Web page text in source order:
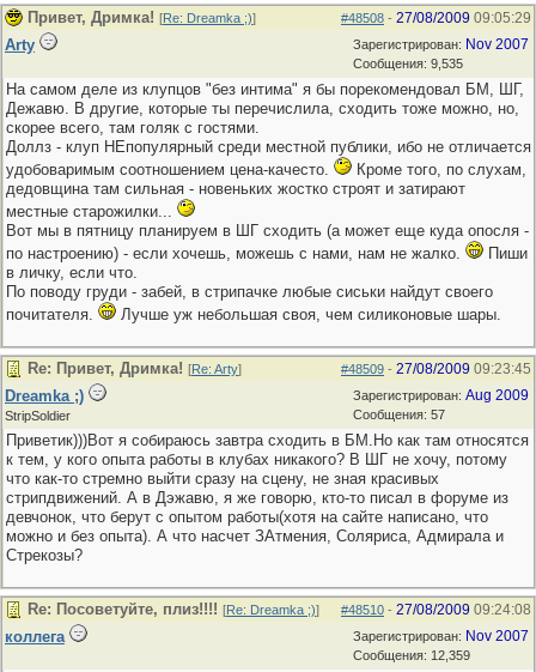
#48508 - 27/08/2009 09:05:29
Привет, Дримка! [Re: Dreamka ;)]
Зарегистрирован: Nov 2007
Сообщения: 9,535
Arty
На самом деле из клупцов "без интима" я бы порекомендовал БМ, ШГ,
Дежавю. В другие, которые ты перечислила, сходить тоже можно, но,
скорее всего, там голяк с гостями.
Доллз - клуп НЕпопулярный среди местной публики, ибо не отличается
удобоваримым соотношением цена-качесто.
Кроме того, по слухам,
дедовщина там сильная - новеньких жостко строят и затирают
местные старожилки...
Вот мы в пятницу планируем в ШГ сходить (а может еще куда опосля -
по настроению) - если хочешь, можешь с нами, нам не жалко.
Пиши
в личку, если что.
По поводу груди - забей, в стрипачке любые сиськи найдут своего
почитателя.
Лучше уж небольшая своя, чем силиконовые шары.
#48509 - 27/08/2009 09:23:45
Re: Привет, Дримка! [Re: Arty]
Зарегистрирован: Aug 2009
Сообщения: 57
Dreamka ;)
StripSoldier
Приветик)))Вот я собираюсь завтра сходить в БМ.Но как там относятся
к тем, у кого опыта работы в клубах никакого? В ШГ не хочу, потому
что как-то стремно выйти сразу на сцену, не зная красивых
стрипдвижений. А в Дэжавю, я же говорю, кто-то писал в форуме из
девчонок, что берут с опытом работы(хотя на сайте написано, что
можно и без опыта). А что насчет ЗАтмения, Соляриса, Адмирала и
Стрекозы?
#48510 - 27/08/2009 09:24:08
Re: Посоветуйте, плиз!!!! [Re: Dreamka ;)]
Зарегистрирован: Nov 2007
Сообщения: 12,359
коллега